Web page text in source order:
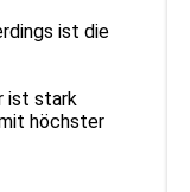
ist die
ist stark
höchster